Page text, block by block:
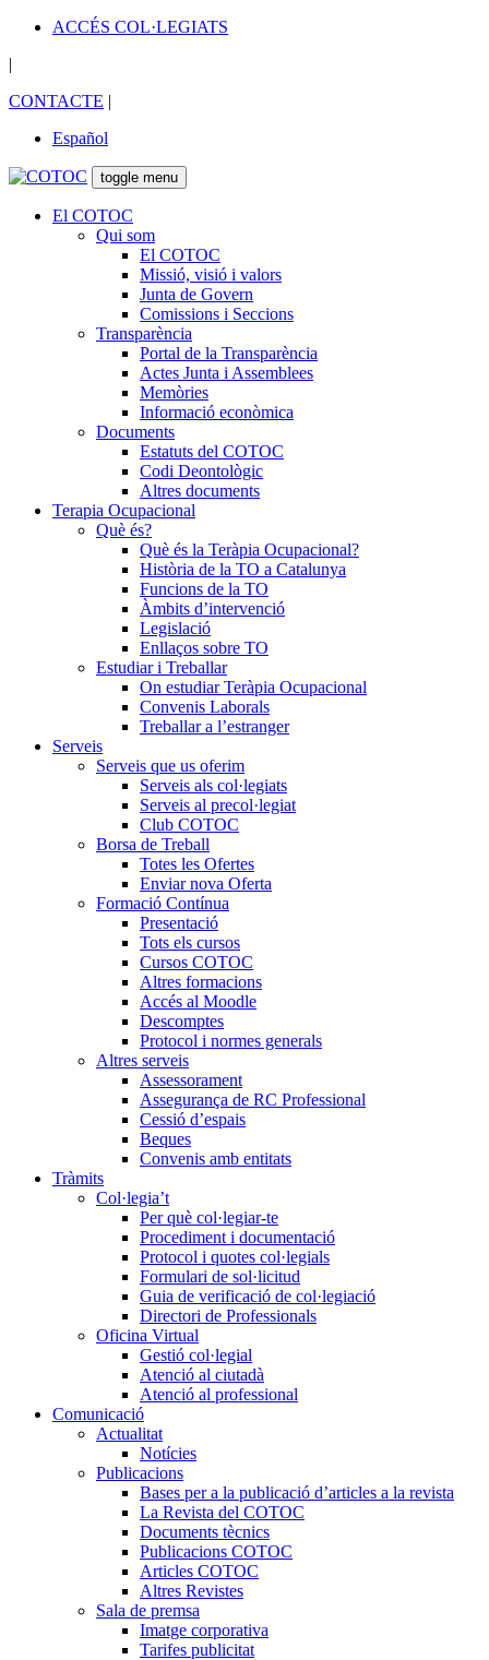
ACCÉS COL·LEGIATS
|
CONTACTE |
Español
toggle menu
El COTOC
Qui som
El COTOC
Missió, visió i valors
Junta de Govern
Comissions i Seccions
Transparència
Portal de la Transparència
Actes Junta i Assemblees
Memòries
Informació econòmica
Documents
Estatuts del COTOC
Codi Deontològic
Altres documents
Terapia Ocupacional
Què és?
Què és la Teràpia Ocupacional?
Història de la TO a Catalunya
Funcions de la TO
Àmbits d’intervenció
Legislació
Enllaços sobre TO
Estudiar i Treballar
On estudiar Teràpia Ocupacional
Convenis Laborals
Treballar a l’estranger
Serveis
Serveis que us oferim
Serveis als col·legiats
Serveis al precol·legiat
Club COTOC
Borsa de Treball
Totes les Ofertes
Enviar nova Oferta
Formació Contínua
Presentació
Tots els cursos
Cursos COTOC
Altres formacions
Accés al Moodle
Descomptes
Protocol i normes generals
Altres serveis
Assessorament
Assegurança de RC Professional
Cessió d’espais
Beques
Convenis amb entitats
Tràmits
Col·legia’t
Per què col·legiar-te
Procediment i documentació
Protocol i quotes col·legials
Formulari de sol·licitud
Guia de verificació de col·legiació
Directori de Professionals
Oficina Virtual
Gestió col·legial
Atenció al ciutadà
Atenció al professional
Comunicació
Actualitat
Notícies
Publicacions
Bases per a la publicació d’articles a la revista
La Revista del COTOC
Documents tècnics
Publicacions COTOC
Articles COTOC
Altres Revistes
Sala de premsa
Imatge corporativa
Tarifes publicitat